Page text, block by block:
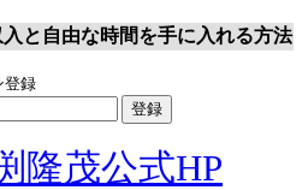
と自由な時間を手に入れる方法
登録
隆茂公式HP